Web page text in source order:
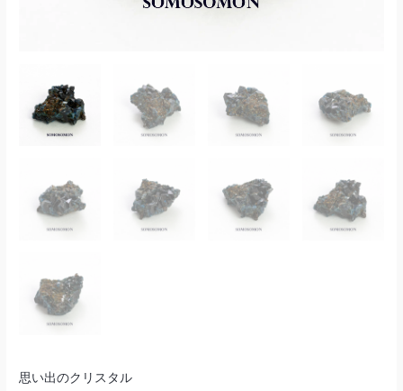
思い出のクリスタル